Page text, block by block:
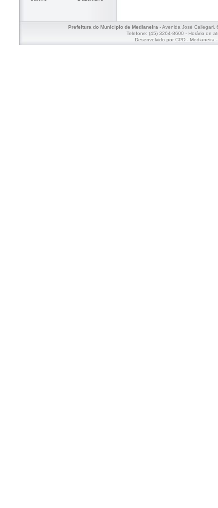
Prefeitura do Município de Medianeira- Avenida José Callegari,
Telefone: (45) 3264-8600 - Horário de
Desenvolvido por CPD - Medianeira-